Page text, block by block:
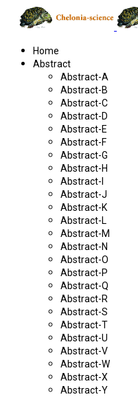
Home
Abstract
Abstract-A
Abstract-B
Abstract-C
Abstract-D
Abstract-E
Abstract-F
Abstract-G
Abstract-H
Abstract-I
Abstract-J
Abstract-K
Abstract-L
Abstract-M
Abstract-N
Abstract-O
Abstract-P
Abstract-Q
Abstract-R
Abstract-S
Abstract-T
Abstract-U
Abstract-V
Abstract-W
Abstract-X
Abstract-Y